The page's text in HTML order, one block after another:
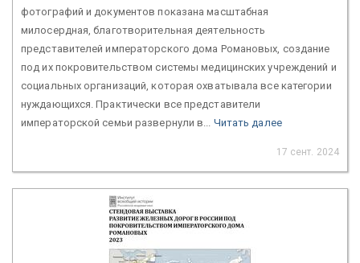
фотографий и документов показана масштабная
милосердная, благотворительная деятельность
представителей императорского дома Романовых, создание
под их покровительством системы медицинских учреждений и
социальных организаций, которая охватывала все категории
нуждающихся. Практически все представители
императорской семьи развернули в... Читать далее
17 сент. 2024